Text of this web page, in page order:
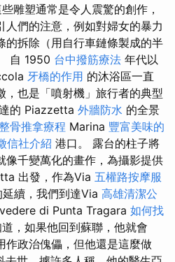
雕塑通常是令人震驚的創作，
人們的注意，例如對婦女的暴力
的拆除（用自行車鏈條製成的半
自 1950 台中撥筋療法 年代以
牙橋的作用 的沐浴區一直
，也是「噴射機」旅行者的典型
的 Piazzetta 外牆防水 的全景
骨推拿療程 Marina 豐富美味的
信社介紹 港口。 露台的柱子將
像千變萬化的畫作，為攝影提供
出發，作為Via 五權路按摩服
延續，我們到達Via 高雄清潔公
di Punta Tragara 如何找
，如果他回到蘇聯，他就會
作政治傀儡，但他還是這麼做